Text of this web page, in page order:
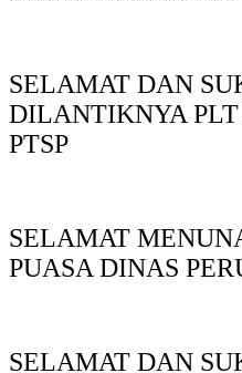
SELAMAT DAN
DILANTIKNYA
PTSP
SELAMAT
PUASA DINAS
SELAMAT DAN